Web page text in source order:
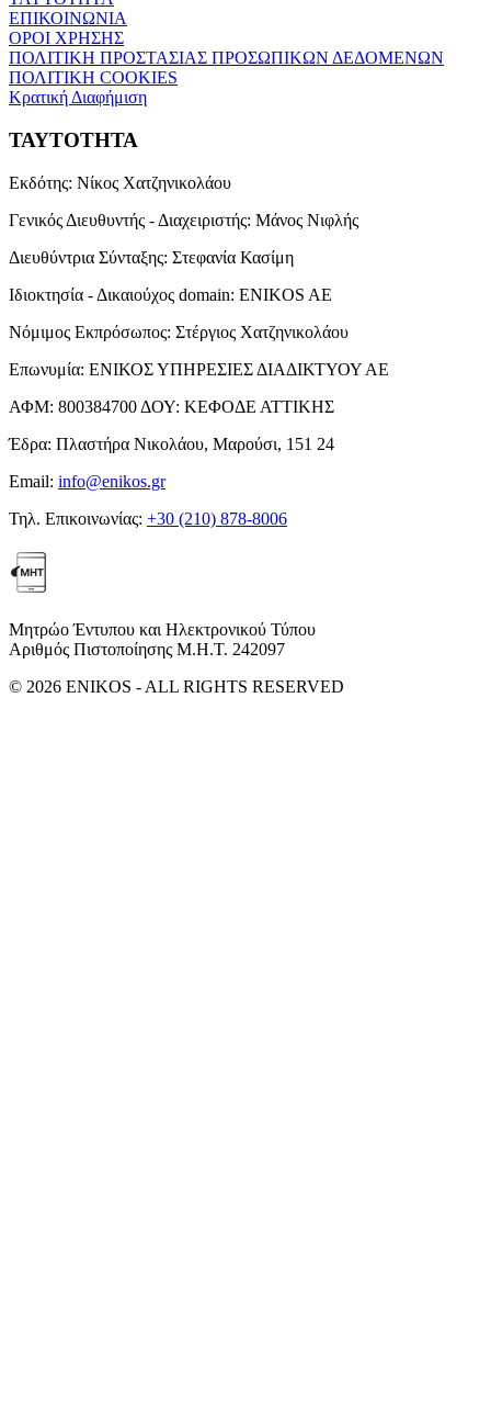
ΕΠΙΚΟΙΝΩΝΙΑ
ΟΡΟΙ ΧΡΗΣΗΣ
ΠΟΛΙΤΙΚΗ ΠΡΟΣΤΑΣΙΑΣ ΠΡΟΣΩΠΙΚΩΝ ΔΕΔΟΜΕΝΩΝ
ΠΟΛΙΤΙΚΗ COOKIES
Κρατική Διαφήμιση
ΤΑΥΤΟΤΗΤΑ
Εκδότης: Νίκος Χατζηνικολάου
Γενικός Διευθυντής - Διαχειριστής: Μάνος Νιφλής
Διευθύντρια Σύνταξης: Στεφανία Κασίμη
Ιδιοκτησία - Δικαιούχος domain: ENIKOS AE
Νόμιμος Εκπρόσωπος: Στέργιος Χατζηνικολάου
Επωνυμία: ΕΝΙΚΟΣ ΥΠΗΡΕΣΙΕΣ ΔΙΑΔΙΚΤΥΟΥ ΑΕ
ΑΦΜ: 800384700 ΔΟΥ: ΚΕΦΟΔΕ ΑΤΤΙΚΗΣ
Έδρα: Πλαστήρα Νικολάου, Μαρούσι, 151 24
Email: info@enikos.gr
Τηλ. Επικοινωνίας: +30 (210) 878-8006
Μητρώο Έντυπου και Ηλεκτρονικού Τύπου
Αριθμός Πιστοποίησης Μ.Η.Τ. 242097
© 2026 ENIKOS - ALL RIGHTS RESERVED